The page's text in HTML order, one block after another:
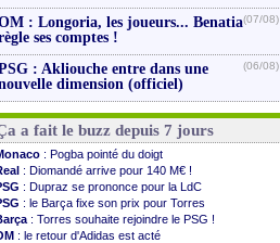
: Longoria, les joueurs... Benatia
ses comptes !
(07/08)
: Akliouche entre dans une
dimension (officiel)
(06/08)
a fait le buzz depuis 7 jours
: Pogba pointé du doigt
: Diomandé arrive pour 140 M€ !
: Dupraz se prononce pour la LdC
: le Barça fixe son prix pour Torres
: Torres souhaite rejoindre le PSG !
: le retour d'Adidas est acté